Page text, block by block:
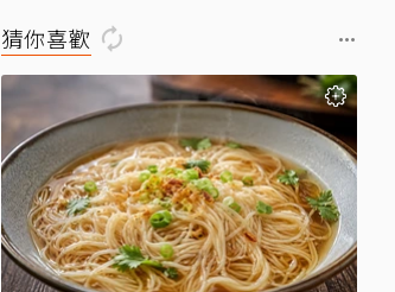
「MOLLYｘBearista小熊杯」
必收藏
猜你喜歡